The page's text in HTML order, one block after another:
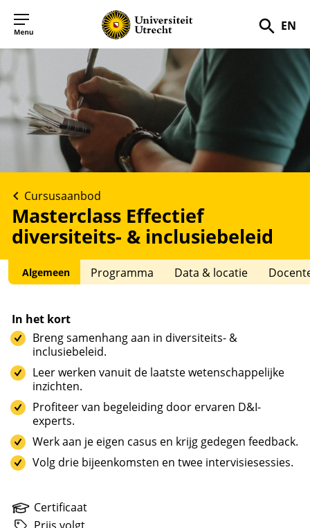
EN
Masterclass Effectief
diversiteits- & inclusiebeleid
Cursusaanbod
Algemeen Programma Data & locatie
In het kort
Breng samenhang aan in diversiteits- &
inclusiebeleid.
Leer werken vanuit de laatste wetenschappelijke
inzichten.
Profiteer van begeleiding door ervaren D&I-
experts.
Werk aan je eigen casus en krijg gedegen feedback.
Volg drie bijeenkomsten en twee intervisiesessies.
Certificaat